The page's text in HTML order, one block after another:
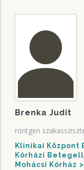
Brenka Judit
röntgen
Klinikai
Kórházi
Mohácsi Kórház